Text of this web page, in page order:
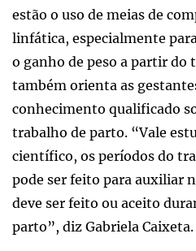
estão o uso de meias de
linfática, especialmente
o ganho de peso a partir do
também orienta as
conhecimento qualificado
trabalho de parto. “Vale
científico, os períodos do
pode ser feito para auxiliar
deve ser feito ou aceito
parto”, diz Gabriela Caixeta.